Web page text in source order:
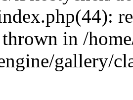
in /
gallery/